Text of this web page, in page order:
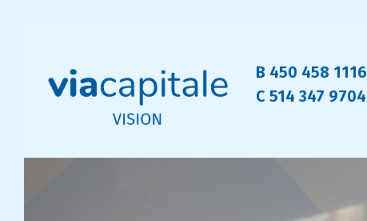
B 450 458 1116
C 514 347 9704